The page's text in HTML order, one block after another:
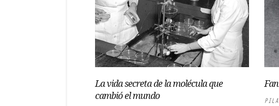
La vida secreta de la molécula que
cambió el mundo